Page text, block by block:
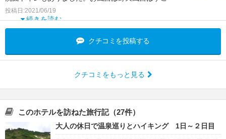
く雄大で誰もいな
続きを読む
投稿日:2021/06/19
クチコミを投稿する
クチコミをもっと見る
このホテルを訪ねた旅行記（27件）
大人の休日で温泉巡りとハイキング 1日～２日目